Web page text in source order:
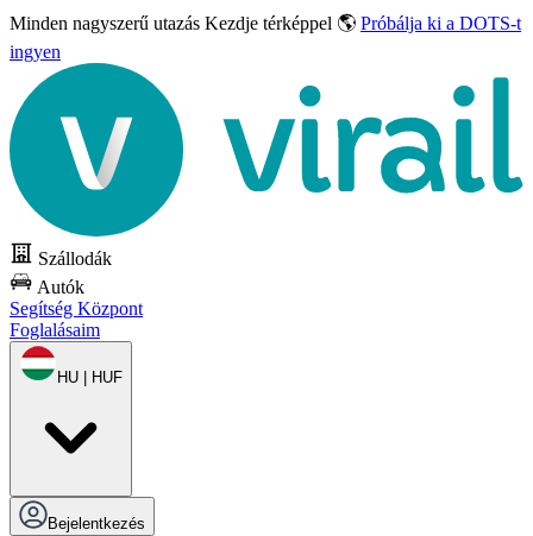
Minden nagyszerű utazás Kezdje térképpel 🌎 Próbálja ki a DOTS-t
ingyen
Szállodák
Autók
Segítség Központ
Foglalásaim
HU | HUF
Bejelentkezés